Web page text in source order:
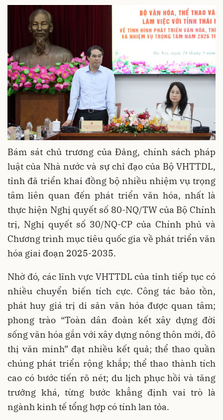
Bám sát chủ trương của Đảng, chính sách pháp
luật của Nhà nước và sự chỉ đạo của Bộ VHTTDL,
tỉnh đã triển khai đồng bộ nhiều nhiệm vụ trọng
tâm liên quan đến phát triển văn hóa, nhất là
thực hiện Nghị quyết số 80-NQ/TW của Bộ Chính
trị, Nghị quyết số 30/NQ-CP của Chính phủ và
Chương trình mục tiêu quốc gia về phát triển văn
hóa giai đoạn 2025-2035.
Nhờ đó, các lĩnh vực VHTTDL của tỉnh tiếp tục có
nhiều chuyển biến tích cực. Công tác bảo tồn,
phát huy giá trị di sản văn hóa được quan tâm;
phong trào “Toàn dân đoàn kết xây dựng đời
sống văn hóa gắn với xây dựng nông thôn mới, đô
thị văn minh” đạt nhiều kết quả; thể thao quần
chúng phát triển rộng khắp; thể thao thành tích
cao có bước tiến rõ nét; du lịch phục hồi và tăng
trưởng khá, từng bước khẳng định vai trò là
ngành kinh tế tổng hợp có tính lan tỏa.